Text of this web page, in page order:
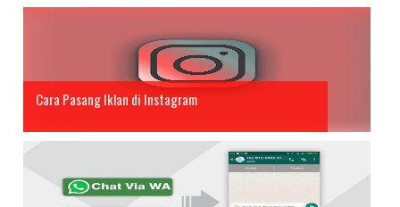
Cara Pasang Iklan di Instagram